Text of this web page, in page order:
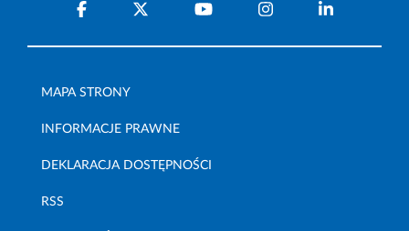
MAPA STRONY
INFORMACJE PRAWNE
DEKLARACJA DOSTĘPNOŚCI
RSS